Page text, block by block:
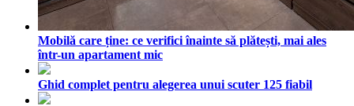
Mobilă care ține: ce verifici înainte să plătești, mai ales
într-un apartament mic
Ghid complet pentru alegerea unui scuter 125 fiabil